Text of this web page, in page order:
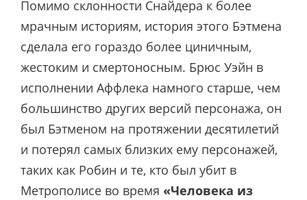
Помимо склонности Снайдера к более
мрачным историям, история этого Бэтмена
сделала его гораздо более циничным,
жестоким и смертоносным. Брюс Уэйн в
исполнении Аффлека намного старше, чем
большинство других версий персонажа, он
был Бэтменом на протяжении десятилетий
и потерял самых близких ему персонажей,
таких как Робин и те, кто был убит в
Метрополисе во время «Человека из